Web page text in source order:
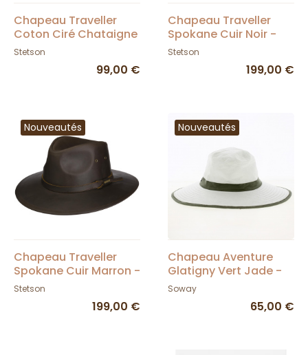
Chapeau Traveller
Coton Ciré Chataigne
- Stetson
Stetson
99,00 €
Chapeau Traveller
Spokane Cuir Noir -
Stetson
Stetson
199,00 €
Nouveautés
Chapeau Traveller
Spokane Cuir Marron -
Stetson
Stetson
199,00 €
Nouveautés
Chapeau Aventure
Glatigny Vert Jade -
Soway
Soway
65,00 €